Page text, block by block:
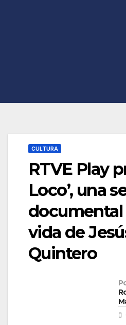
CULTURA
RTVE Play
Loco’, una
documental
vida de
Quintero